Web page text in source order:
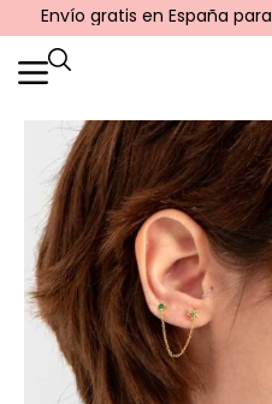
al
contenido
Envío gratis en España